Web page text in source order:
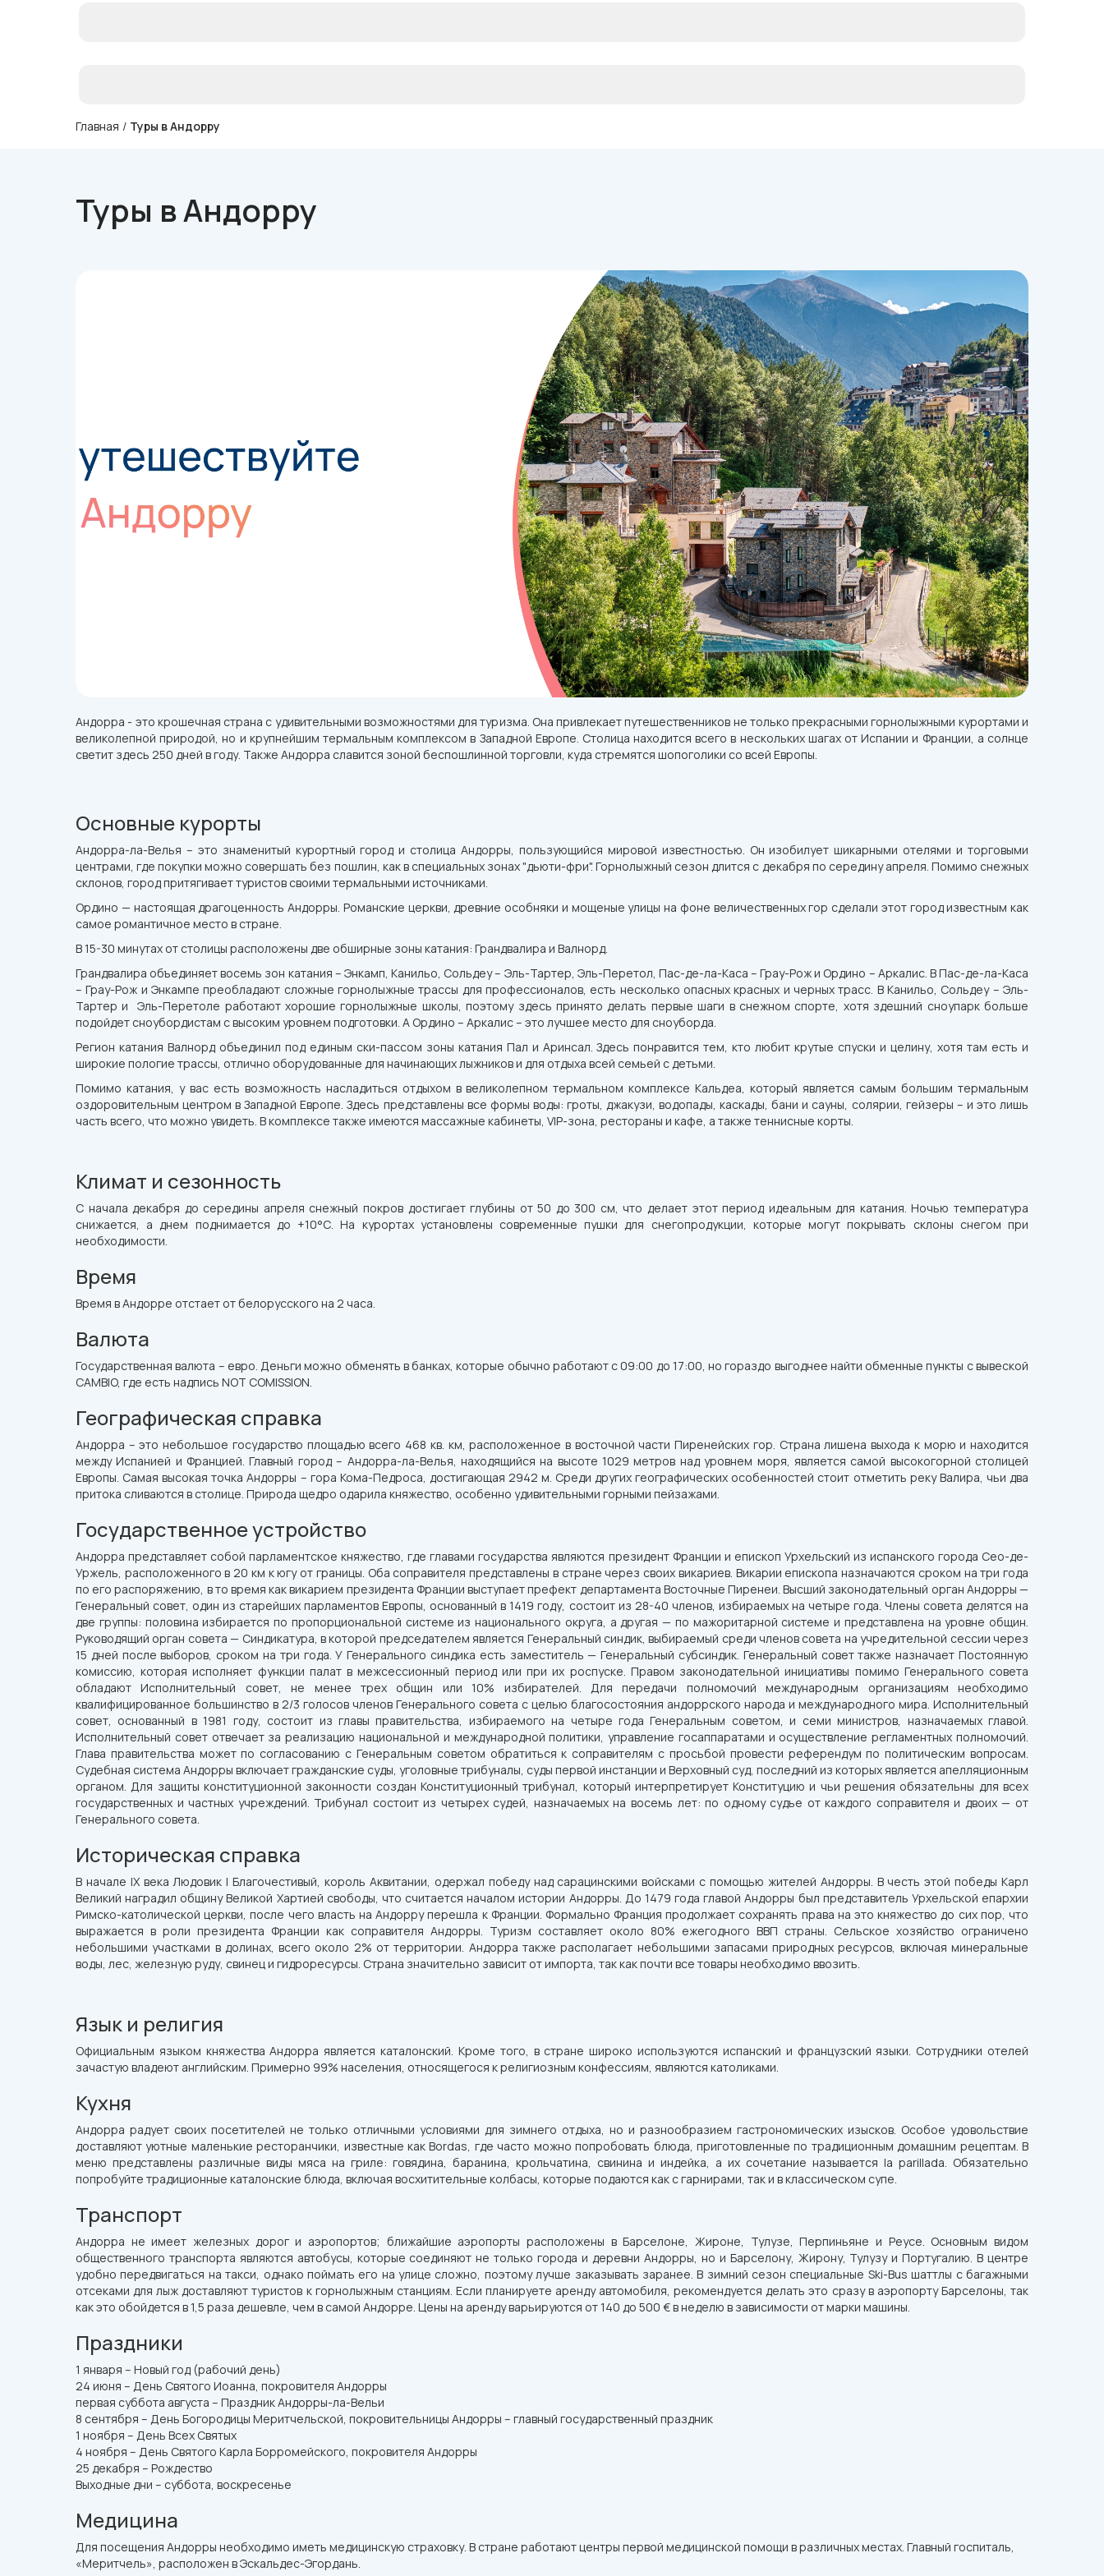
Главная / Туры в Андорру
Туры в Андорру
Андорра - это крошечная страна с удивительными возможностями для туризма. Она привлекает путешественников не только прекрасными горнолыжными курортами и
великолепной природой, но и крупнейшим термальным комплексом в Западной Европе. Столица находится всего в нескольких шагах от Испании и Франции, а солнце
светит здесь 250 дней в году. Также Андорра славится зоной беспошлинной торговли, куда стремятся шопоголики со всей Европы.
Основные курорты
Андорра-ла-Велья – это знаменитый курортный город и столица Андорры, пользующийся мировой известностью. Он изобилует шикарными отелями и торговыми
центрами, где покупки можно совершать без пошлин, как в специальных зонах "дьюти-фри". Горнолыжный сезон длится с декабря по середину апреля. Помимо снежных
склонов, город притягивает туристов своими термальными источниками.
Ордино — настоящая драгоценность Андорры. Романские церкви, древние особняки и мощеные улицы на фоне величественных гор сделали этот город известным как
самое романтичное место в стране.
В 15-30 минутах от столицы расположены две обширные зоны катания: Грандвалира и Валнорд.
Грандвалира объединяет восемь зон катания – Энкамп, Канильо, Сольдеу – Эль-Тартер, Эль-Перетол, Пас-де-ла-Каса – Грау-Рож и Ордино – Аркалис. В Пас-де-ла-Каса
– Грау-Рож и Энкампе преобладают сложные горнолыжные трассы для профессионалов, есть несколько опасных красных и черных трасс. В Канильо, Сольдеу – Эль-
Тартер и Эль-Перетоле работают хорошие горнолыжные школы, поэтому здесь принято делать первые шаги в снежном спорте, хотя здешний сноупарк больше
подойдет сноубордистам с высоким уровнем подготовки. А Ордино – Аркалис – это лучшее место для сноуборда.
Регион катания Валнорд объединил под единым ски-пассом зоны катания Пал и Аринсал. Здесь понравится тем, кто любит крутые спуски и целину, хотя там есть и
широкие пологие трассы, отлично оборудованные для начинающих лыжников и для отдыха всей семьей с детьми.
Помимо катания, у вас есть возможность насладиться отдыхом в великолепном термальном комплексе Кальдеа, который является самым большим термальным
оздоровительным центром в Западной Европе. Здесь представлены все формы воды: гроты, джакузи, водопады, каскады, бани и сауны, солярии, гейзеры – и это лишь
часть всего, что можно увидеть. В комплексе также имеются массажные кабинеты, VIP-зона, рестораны и кафе, а также теннисные корты.
Климат и сезонность
С начала декабря до середины апреля снежный покров достигает глубины от 50 до 300 см, что делает этот период идеальным для катания. Ночью температура
снижается, а днем поднимается до +10°С. На курортах установлены современные пушки для снегопродукции, которые могут покрывать склоны снегом при
необходимости.
Время
Время в Андорре отстает от белорусского на 2 часа.
Валюта
Государственная валюта – евро. Деньги можно обменять в банках, которые обычно работают с 09:00 до 17:00, но гораздо выгоднее найти обменные пункты с вывеской
CAMBIO, где есть надпись NOT COMISSION.
Географическая справка
Андорра – это небольшое государство площадью всего 468 кв. км, расположенное в восточной части Пиренейских гор. Страна лишена выхода к морю и находится
между Испанией и Францией. Главный город – Андорра-ла-Велья, находящийся на высоте 1029 метров над уровнем моря, является самой высокогорной столицей
Европы. Самая высокая точка Андорры – гора Кома-Педроса, достигающая 2942 м. Среди других географических особенностей стоит отметить реку Валира, чьи два
притока сливаются в столице. Природа щедро одарила княжество, особенно удивительными горными пейзажами.
Государственное устройство
Андорра представляет собой парламентское княжество, где главами государства являются президент Франции и епископ Урхельский из испанского города Сео-де-
Уржель, расположенного в 20 км к югу от границы. Оба соправителя представлены в стране через своих викариев. Викарии епископа назначаются сроком на три года
по его распоряжению, в то время как викарием президента Франции выступает префект департамента Восточные Пиренеи. Высший законодательный орган Андорры —
Генеральный совет, один из старейших парламентов Европы, основанный в 1419 году, состоит из 28-40 членов, избираемых на четыре года. Члены совета делятся на
две группы: половина избирается по пропорциональной системе из национального округа, а другая — по мажоритарной системе и представлена на уровне общин.
Руководящий орган совета — Синдикатура, в которой председателем является Генеральный синдик, выбираемый среди членов совета на учредительной сессии через
15 дней после выборов, сроком на три года. У Генерального синдика есть заместитель — Генеральный субсиндик. Генеральный совет также назначает Постоянную
комиссию, которая исполняет функции палат в межсессионный период или при их роспуске. Правом законодательной инициативы помимо Генерального совета
обладают Исполнительный совет, не менее трех общин или 10% избирателей. Для передачи полномочий международным организациям необходимо
квалифицированное большинство в 2/3 голосов членов Генерального совета с целью благосостояния андоррского народа и международного мира. Исполнительный
совет, основанный в 1981 году, состоит из главы правительства, избираемого на четыре года Генеральным советом, и семи министров, назначаемых главой.
Исполнительный совет отвечает за реализацию национальной и международной политики, управление госаппаратами и осуществление регламентных полномочий.
Глава правительства может по согласованию с Генеральным советом обратиться к соправителям с просьбой провести референдум по политическим вопросам.
Судебная система Андорры включает гражданские суды, уголовные трибуналы, суды первой инстанции и Верховный суд, последний из которых является апелляционным
органом. Для защиты конституционной законности создан Конституционный трибунал, который интерпретирует Конституцию и чьи решения обязательны для всех
государственных и частных учреждений. Трибунал состоит из четырех судей, назначаемых на восемь лет: по одному судье от каждого соправителя и двоих — от
Генерального совета.
Историческая справка
В начале IX века Людовик I Благочестивый, король Аквитании, одержал победу над сарацинскими войсками с помощью жителей Андорры. В честь этой победы Карл
Великий наградил общину Великой Хартией свободы, что считается началом истории Андорры. До 1479 года главой Андорры был представитель Урхельской епархии
Римско-католической церкви, после чего власть на Андорру перешла к Франции. Формально Франция продолжает сохранять права на это княжество до сих пор, что
выражается в роли президента Франции как соправителя Андорры. Туризм составляет около 80% ежегодного ВВП страны. Сельское хозяйство ограничено
небольшими участками в долинах, всего около 2% от территории. Андорра также располагает небольшими запасами природных ресурсов, включая минеральные
воды, лес, железную руду, свинец и гидроресурсы. Страна значительно зависит от импорта, так как почти все товары необходимо ввозить.
Язык и религия
Официальным языком княжества Андорра является каталонский. Кроме того, в стране широко используются испанский и французский языки. Сотрудники отелей
зачастую владеют английским. Примерно 99% населения, относящегося к религиозным конфессиям, являются католиками.
Кухня
Андорра радует своих посетителей не только отличными условиями для зимнего отдыха, но и разнообразием гастрономических изысков. Особое удовольствие
доставляют уютные маленькие ресторанчики, известные как Bordas, где часто можно попробовать блюда, приготовленные по традиционным домашним рецептам. В
меню представлены различные виды мяса на гриле: говядина, баранина, крольчатина, свинина и индейка, а их сочетание называется la parillada. Обязательно
попробуйте традиционные каталонские блюда, включая восхитительные колбасы, которые подаются как с гарнирами, так и в классическом супе.
Транспорт
Андорра не имеет железных дорог и аэропортов; ближайшие аэропорты расположены в Барселоне, Жироне, Тулузе, Перпиньяне и Реусе. Основным видом
общественного транспорта являются автобусы, которые соединяют не только города и деревни Андорры, но и Барселону, Жирону, Тулузу и Португалию. В центре
удобно передвигаться на такси, однако поймать его на улице сложно, поэтому лучше заказывать заранее. В зимний сезон специальные Ski-Bus шаттлы с багажными
отсеками для лыж доставляют туристов к горнолыжным станциям. Если планируете аренду автомобиля, рекомендуется делать это сразу в аэропорту Барселоны, так
как это обойдется в 1,5 раза дешевле, чем в самой Андорре. Цены на аренду варьируются от 140 до 500 € в неделю в зависимости от марки машины.
Праздники
1 января – Новый год (рабочий день)
24 июня – День Святого Иоанна, покровителя Андорры
первая суббота августа – Праздник Андорры-ла-Вельи
8 сентября – День Богородицы Меритчельской, покровительницы Андорры – главный государственный праздник
1 ноября – День Всех Святых
4 ноября – День Святого Карла Борромейского, покровителя Андорры
25 декабря – Рождество
Выходные дни – суббота, воскресенье
Медицина
Для посещения Андорры необходимо иметь медицинскую страховку. В стране работают центры первой медицинской помощи в различных местах. Главный госпиталь,
«Меритчель», расположен в Эскальдес-Эгордань.